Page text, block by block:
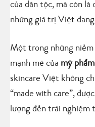
của dân tộc, mà còn là
những giá trị Việt
Một trong những
mạnh mẽ của mỹ
skincare Việt không
“made with care”,
lượng đến trải nghiệm